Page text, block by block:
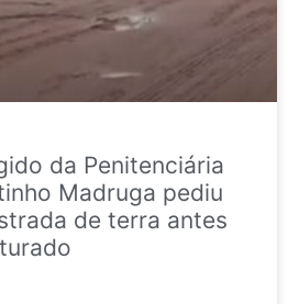
da Penitenciária
Madruga pediu
de terra antes